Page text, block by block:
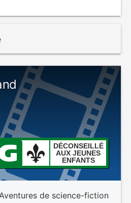
DÉCONSEILLÉ
AUX JEUNES
ENFANTS
de science-fiction